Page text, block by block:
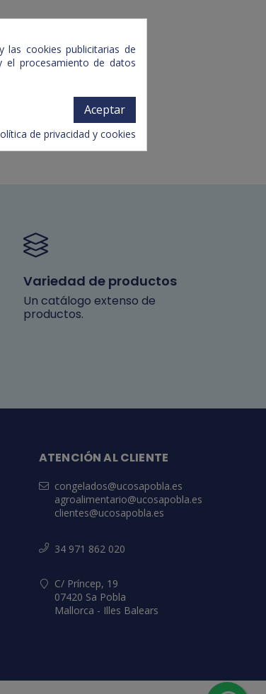
Variedad de productos
Un catálogo extenso de
productos.
ATENCIÓN AL CLIENTE
congelados@ucosapobla.es
agroalimentario@ucosapobla.es
clientes@ucosapobla.es
34 971 862 020
C/ Príncep, 19
07420 Sa Pobla
Mallorca - Illes Balears
las cookies publicitarias de
el procesamiento de datos
Aceptar
de privacidad y cookies